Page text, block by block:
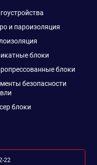
и пароизоляция
блоки
блоки
безопасности
блоки
22